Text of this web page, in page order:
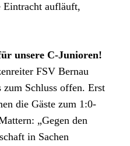
Eintracht aufläuft,
unsere C-Junioren!
FSV Bernau
zum Schluss offen. Erst
die Gäste zum 1:0-
„Gegen den
in Sachen